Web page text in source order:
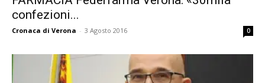
confezioni...
Cronaca di Verona - 3 Agosto 2016 0